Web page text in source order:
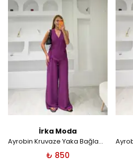
İrka Moda
Ayrobin Kruvaze Yaka Bağlamalı Takım - Mor
₺ 850